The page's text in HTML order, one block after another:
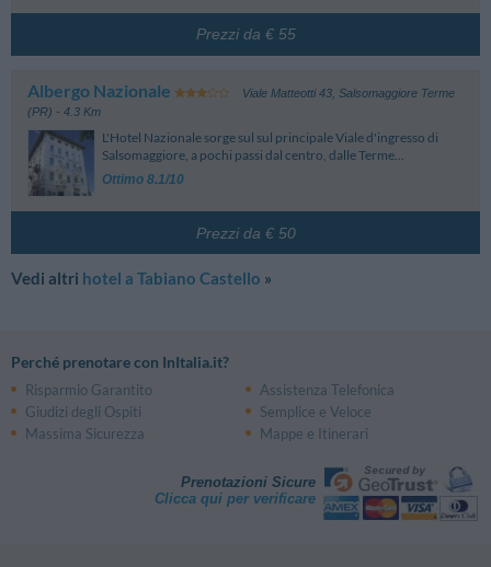
Prezzi da € 55
Albergo Nazionale Viale Matteotti 43, Salsomaggiore Terme
(PR) - 4.3 Km
L'Hotel Nazionale sorge sul sul principale Viale d'ingresso di
Salsomaggiore, a pochi passi dal centro, dalle Terme...
Ottimo 8.1/10
Prezzi da € 50
Vedi altri hotel a Tabiano Castello »
Perché prenotare con InItalia.it?
Risparmio Garantito
Assistenza Telefonica
Giudizi degli Ospiti
Semplice e Veloce
Massima Sicurezza
Mappe e Itinerari
Prenotazioni Sicure
Clicca qui per verificare